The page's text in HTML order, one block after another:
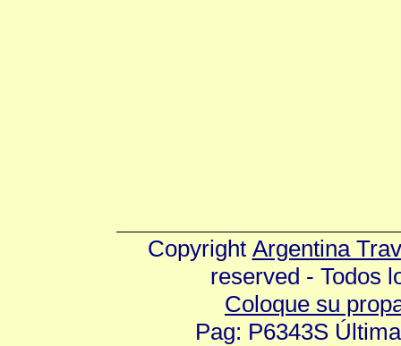
Copyright Argentina
reserved - Todos
Coloque su
Pag: P6343S